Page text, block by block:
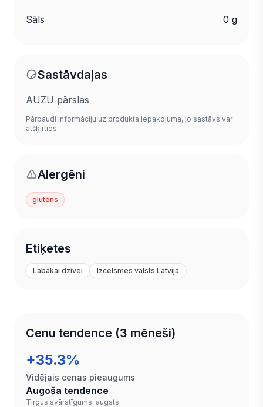
Sāls 0 g
Sastāvdaļas
AUZU pārslas
Pārbaudi informāciju uz produkta iepakojuma, jo sastāvs var
atšķirties.
Alergēni
glutēns
Etiķetes
Labākai dzīvei Izcelsmes valsts Latvija
Cenu tendence (3 mēneši)
+35.3%
Vidējais cenas pieaugums
Augoša tendence
Tirgus svārstīgums: augsts